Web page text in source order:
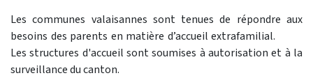
Les communes valaisannes sont tenues de répondre aux
besoins des parents en matière d’accueil extrafamilial.
Les structures d'accueil sont soumises à autorisation et à la
surveillance du canton.